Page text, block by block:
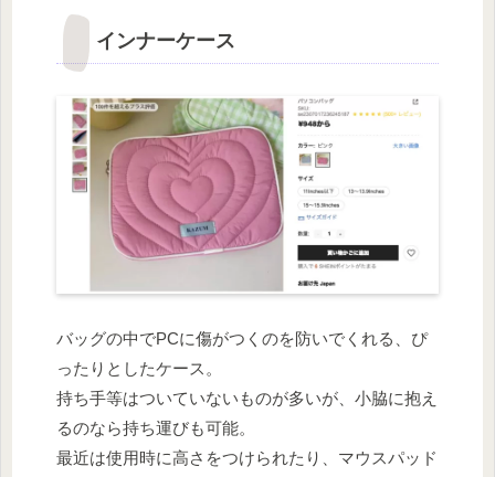
インナーケース
バッグの中でPCに傷がつくのを防いでくれる、ぴ
ったりとしたケース。
持ち手等はついていないものが多いが、小脇に抱え
るのなら持ち運びも可能。
最近は使用時に高さをつけられたり、マウスパッド